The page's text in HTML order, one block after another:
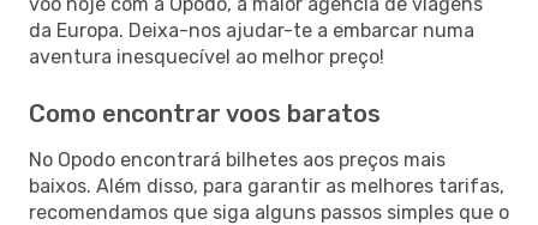
da Europa. Deixa-nos ajudar-te a embarcar numa
aventura inesquecível ao melhor preço!
Como encontrar voos baratos
No Opodo encontrará bilhetes aos preços mais
baixos. Além disso, para garantir as melhores tarifas,
recomendamos que siga alguns passos simples que o